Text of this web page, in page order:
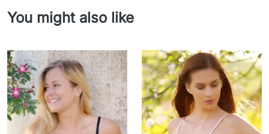
You might also like